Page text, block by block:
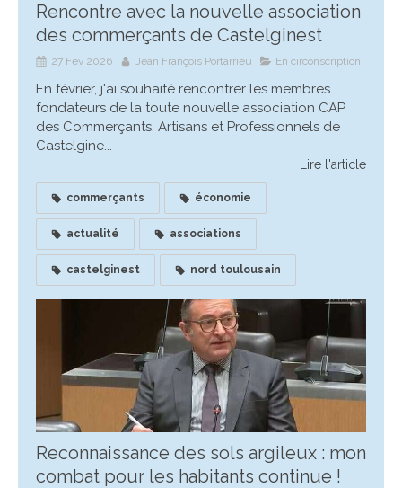
Rencontre avec la nouvelle association
des commerçants de Castelginest
27 Fév 2026 Jean François Portarrieu En circonscription
En février, j'ai souhaité rencontrer les membres
fondateurs de la toute nouvelle association CAP
des Commerçants, Artisans et Professionnels de
Castelgine...
Lire l'article
commerçants économie
actualité associations
castelginest nord toulousain
Reconnaissance des sols argileux : mon
combat pour les habitants continue !